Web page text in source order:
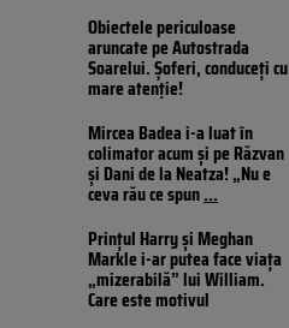
Obiectele periculoase
aruncate pe Autostrada
Soarelui. Șoferi, conduceți cu
mare atenție!
Mircea Badea i-a luat în
colimator acum și pe Răzvan
și Dani de la Neatza! „Nu e
ceva rău ce spun...
Prințul Harry și Meghan
Markle i-ar putea face viața
„mizerabilă” lui William.
Care este motivul